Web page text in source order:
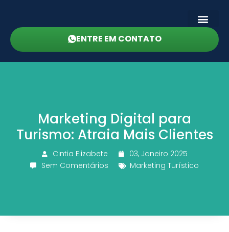
ENTRE EM CONTATO
Marketing Digital para
Turismo: Atraia Mais Clientes
Cintia Elizabete
03, Janeiro 2025
Sem Comentários
Marketing Turístico